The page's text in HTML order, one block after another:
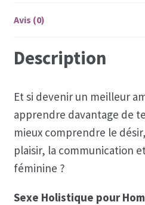
Avis (0)
Description
Et si devenir un meilleur
apprendre davantage de
mieux comprendre le
plaisir, la communication
féminine ?
Sexe Holistique pour